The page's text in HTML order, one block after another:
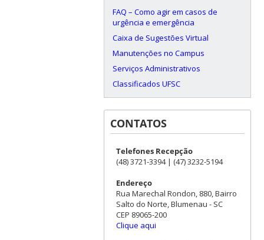
FAQ – Como agir em casos de
urgência e emergência
Caixa de Sugestões Virtual
Manutenções no Campus
Serviços Administrativos
Classificados UFSC
CONTATOS
Telefones Recepção
(48) 3721-3394 | (47) 3232-5194
Endereço
Rua Marechal Rondon, 880, Bairro
Salto do Norte, Blumenau - SC
CEP 89065-200
Clique aqui